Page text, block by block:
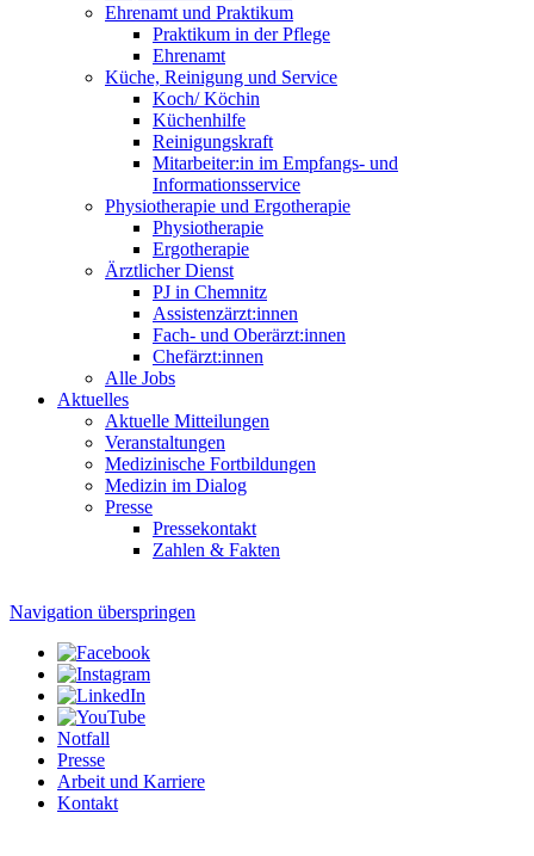
Ehrenamt und Praktikum
Praktikum in der Pflege
Ehrenamt
Küche, Reinigung und Service
Koch/ Köchin
Küchenhilfe
Reinigungskraft
Mitarbeiter:in im Empfangs- und
Informationsservice
Physiotherapie und Ergotherapie
Physiotherapie
Ergotherapie
Ärztlicher Dienst
PJ in Chemnitz
Assistenzärzt:innen
Fach- und Oberärzt:innen
Chefärzt:innen
Alle Jobs
Aktuelles
Aktuelle Mitteilungen
Veranstaltungen
Medizinische Fortbildungen
Medizin im Dialog
Presse
Pressekontakt
Zahlen & Fakten
Navigation überspringen
Notfall
Presse
Arbeit und Karriere
Kontakt